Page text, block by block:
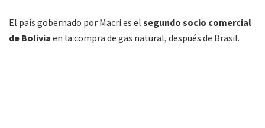
El país gobernado por Macri es el segundo socio comercial
de Bolivia en la compra de gas natural, después de Brasil.